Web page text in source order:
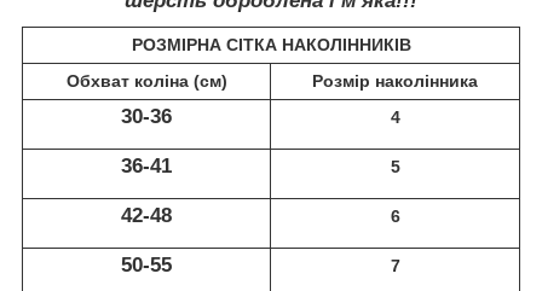
РОЗМІРНА СІТКА НАКОЛІННИКІВ
Обхват коліна (см)
Розмір наколінника
30-36 4
36-41 5
42-48 6
50-55 7